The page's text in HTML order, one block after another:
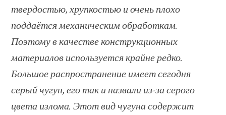
твердостью, хрупкостью и очень плохо
поддаётся механическим обработкам.
Поэтому в качестве конструкционных
материалов используется крайне редко.
Большое распространение имеет сегодня
серый чугун, его так и назвали из-за серого
цвета излома. Этот вид чугуна содержит